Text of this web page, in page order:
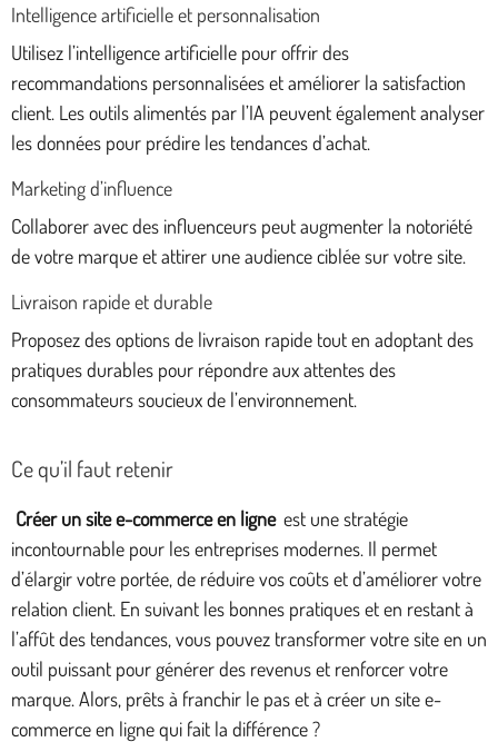
Intelligence artificielle et personnalisation
Utilisez l’intelligence artificielle pour offrir des
recommandations personnalisées et améliorer la satisfaction
client. Les outils alimentés par l’IA peuvent également analyser
les données pour prédire les tendances d’achat.
Marketing d’influence
Collaborer avec des influenceurs peut augmenter la notoriété
de votre marque et attirer une audience ciblée sur votre site.
Livraison rapide et durable
Proposez des options de livraison rapide tout en adoptant des
pratiques durables pour répondre aux attentes des
consommateurs soucieux de l’environnement.
Ce qu’il faut retenir
Créer un site e-commerce en ligne est une stratégie
incontournable pour les entreprises modernes. Il permet
d’élargir votre portée, de réduire vos coûts et d’améliorer votre
relation client. En suivant les bonnes pratiques et en restant à
l’affût des tendances, vous pouvez transformer votre site en un
outil puissant pour générer des revenus et renforcer votre
marque. Alors, prêts à franchir le pas et à créer un site e-
commerce en ligne qui fait la différence ?